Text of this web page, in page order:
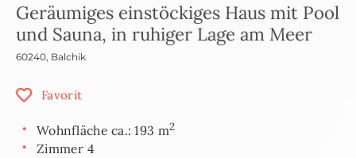
Geräumiges einstöckiges Haus mit Pool
und Sauna, in ruhiger Lage am Meer
60240, Balchik
Favorit
Wohnfläche ca.: 193 m2
Zimmer 4